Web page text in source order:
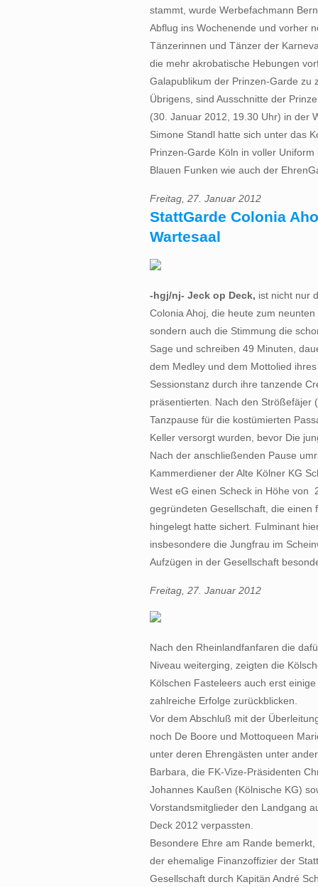
stammt, wurde Werbefachmann
Abflug ins Wochenende und vorher
Tänzerinnen und Tänzer der
die mehr akrobatische Hebungen
Galapublikum der Prinzen-Garde zu
Übrigens, sind Ausschnitte der
(30. Januar 2012, 19.30 Uhr) in der
Simone Standl hatte sich unter das
Prinzen-Garde Köln in voller
Blauen Funken wie auch der
Freitag, 27. Januar 2012
StattGarde Colonia
Wartesaal
-hgj/nj- Jeck op Deck, ist nicht nur
Colonia Ahoj, die heute zum
sondern auch die Stimmung die
Sage und schreiben 49 Minuten,
dem Medley und dem Mottolied
Sessionstanz durch ihre tanzende
präsentierten. Nach den
Tanzpause für die kostümierten
Keller versorgt wurden, bevor Die
Nach der anschließenden Pause
Kammerdiener der Alte Kölner KG
West eG einen Scheck in Höhe von
gegründeten Gesellschaft, die einen
hingelegt hatte sichert. Fulminant
insbesondere die Jungfrau im
Aufzügen in der Gesellschaft
Freitag, 27. Januar 2012
Nach den Rheinlandfanfaren die
Niveau weiterging, zeigten die
Kölschen Fasteleers auch erst
zahlreiche Erfolge zurückblicken.
Vor dem Abschluß mit der
noch De Boore und Mottoqueen
unter deren Ehrengästen unter
Barbara, die FK-Vize-Präsidenten
Johannes Kaußen (Kölnische KG)
Vorstandsmitglieder den Landgang
Deck 2012 verpassten.
Besondere Ehre am Rande
der ehemalige Finanzoffizier der
Gesellschaft durch Kapitän André